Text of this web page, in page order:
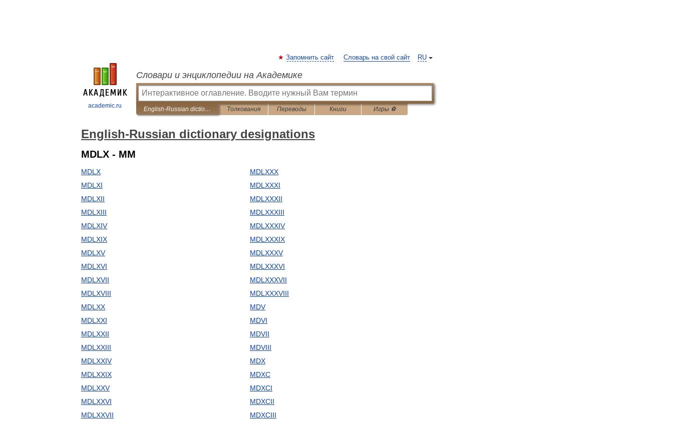
academic.ru
RU
Запомнить сайт Словарь на свой сайт
Словари и энциклопедии на Академике
English-Russian dictionary designations Толкования Переводы Книги Игры ⚽
English-Russian dictionary designations
MDLX - MM
MDLX
MDLXI
MDLXII
MDLXIII
MDLXIV
MDLXIX
MDLXV
MDLXVI
MDLXVII
MDLXVIII
MDLXX
MDLXXI
MDLXXII
MDLXXIII
MDLXXIV
MDLXXIX
MDLXXV
MDLXXVI
MDLXXVII
MDLXXX
MDLXXXI
MDLXXXII
MDLXXXIII
MDLXXXIV
MDLXXXIX
MDLXXXV
MDLXXXVI
MDLXXXVII
MDLXXXVIII
MDV
MDVI
MDVII
MDVIII
MDX
MDXC
MDXCI
MDXCII
MDXCIII